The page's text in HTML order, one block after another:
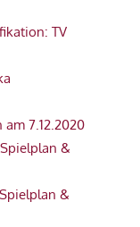
TV
7.12.2020
&
&